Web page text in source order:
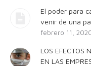
El poder para
venir de una
febrero 11,
LOS EFECTOS
EN LAS